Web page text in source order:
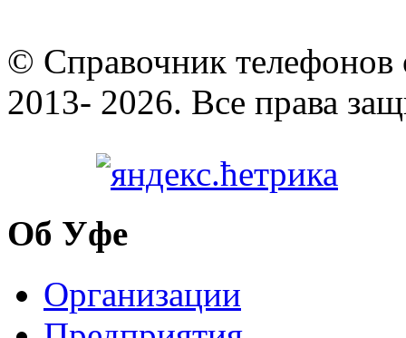
© Cправочник телефонов
2013- 2026. Все права
Об Уфе
Организации